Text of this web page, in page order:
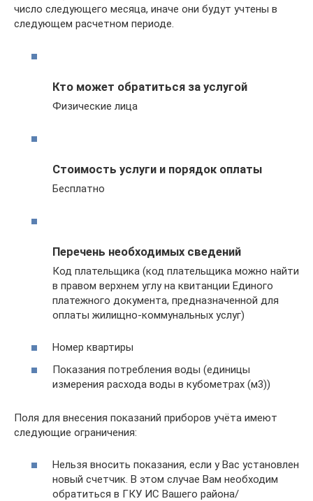
число следующего месяца, иначе они будут учтены в
следующем расчетном периоде.
Кто может обратиться за услугой
Физические лица
Стоимость услуги и порядок оплаты
Бесплатно
Перечень необходимых сведений
Код плательщика (код плательщика можно найти
в правом верхнем углу на квитанции Единого
платежного документа, предназначенной для
оплаты жилищно-коммунальных услуг)
Номер квартиры
Показания потребления воды (единицы
измерения расхода воды в кубометрах (м3))
Поля для внесения показаний приборов учёта имеют
следующие ограничения:
Нельзя вносить показания, если у Вас установлен
новый счетчик. В этом случае Вам необходим
обратиться в ГКУ ИС Вашего района/